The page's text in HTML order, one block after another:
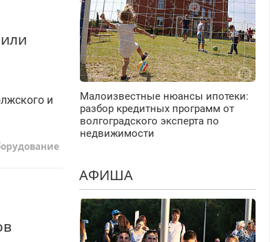
и
Малоизвестные нюансы ипотеки:
разбор кредитных программ от
волгоградского эксперта по
недвижимости
АФИША